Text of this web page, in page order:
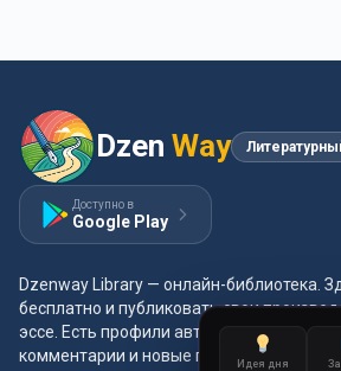
Dzen Way
Доступно в
Google Play
Dzenway Library — онлайн-библиотека.
бесплатно и публиковать свои
эссе. Есть профили авторов, жанры и
комментарии и новые главы каждый
Идея дня